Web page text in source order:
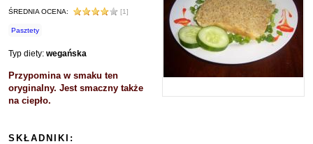
ŚREDNIA OCENA: [1]
Pasztety
Typ diety: wegańska
Przypomina w smaku ten
oryginalny. Jest smaczny także
na ciepło.
SKŁADNIKI: